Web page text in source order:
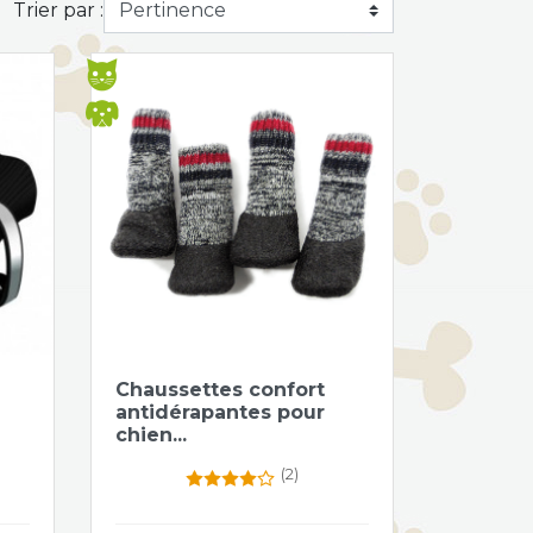
Trier par :
Aperçu rapide
Chaussettes confort
antidérapantes pour
chien...
(2)